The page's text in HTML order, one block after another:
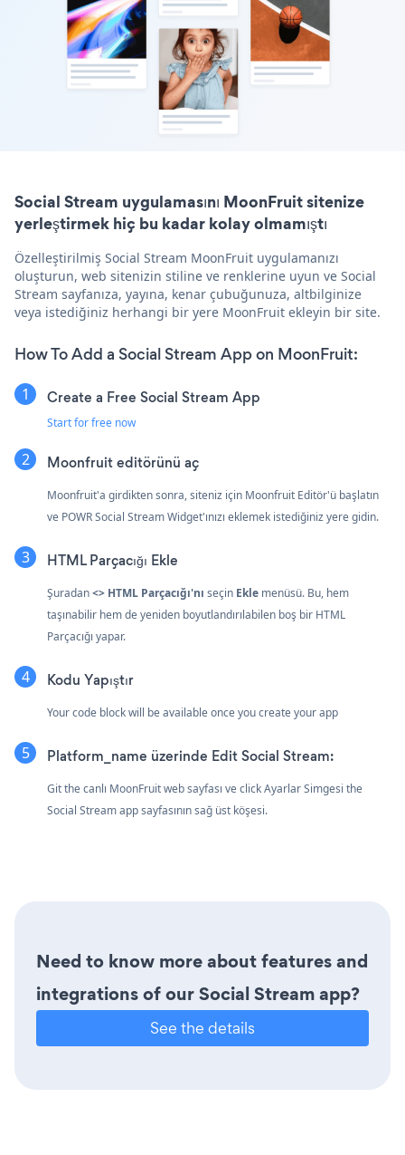
Social Stream uygulamasını MoonFruit sitenize
yerleştirmek hiç bu kadar kolay olmamıştı
Özelleştirilmiş Social Stream MoonFruit uygulamanızı
oluşturun, web sitenizin stiline ve renklerine uyun ve Social
Stream sayfanıza, yayına, kenar çubuğunuza, altbilginize
veya istediğiniz herhangi bir yere MoonFruit ekleyin bir site.
How To Add a Social Stream App on MoonFruit:
Create a Free Social Stream App
Start for free now
Moonfruit editörünü aç
Moonfruit'a girdikten sonra, siteniz için Moonfruit Editör'ü başlatın
ve POWR Social Stream Widget'ınızı eklemek istediğiniz yere gidin.
HTML Parçacığı Ekle
Şuradan<> HTML Parçacığı'nı seçin Ekle menüsü. Bu, hem
taşınabilir hem de yeniden boyutlandırılabilen boş bir HTML
Parçacığı yapar.
Kodu Yapıştır
Your code block will be available once you create your app
Platform_name üzerinde Edit Social Stream:
Git the canlı MoonFruit web sayfası ve click Ayarlar Simgesi the
Social Stream app sayfasının sağ üst köşesi.
Need to know more about features and
integrations of our Social Stream app?
See the details